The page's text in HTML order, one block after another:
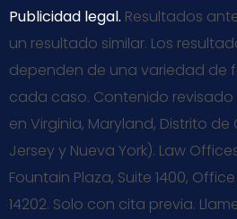
Publicidad legal. Resultados
un resultado similar. Los
dependen de una variedad de
cada caso. Contenido revisado
en Virginia, Maryland, Distrito de
Jersey y Nueva York). Law
Fountain Plaza, Suite 1400, Office
14202. Solo con cita previa.